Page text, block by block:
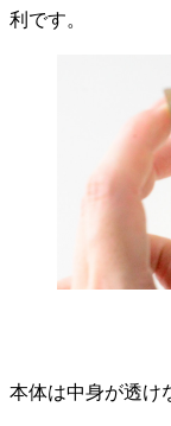
利です。
本体は中身が透け